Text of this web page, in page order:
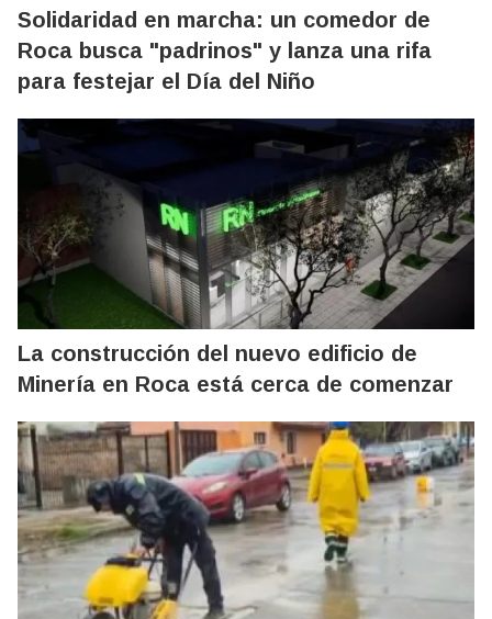
Solidaridad en marcha: un comedor de
Roca busca "padrinos" y lanza una rifa
para festejar el Día del Niño
La construcción del nuevo edificio de
Minería en Roca está cerca de comenzar